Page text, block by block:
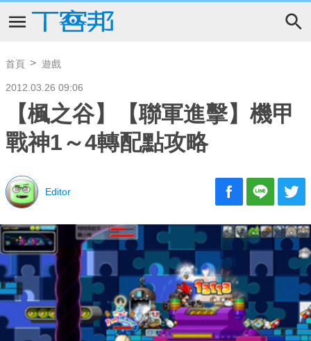
首頁 遊戲
2012.03.26 09:06
【楓之谷】【聯軍進擊】機甲
戰神1～4轉配點攻略
Editor